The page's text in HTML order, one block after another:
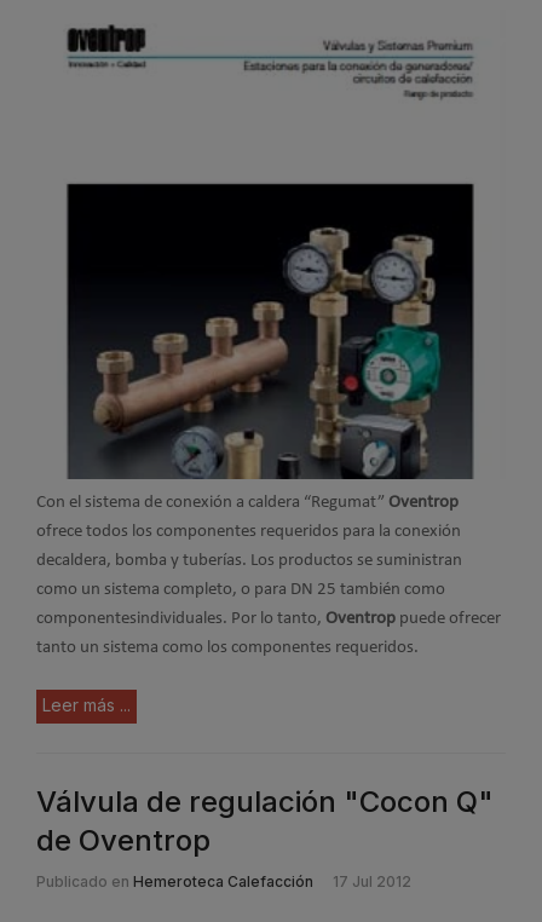
Con el sistema de conexión a caldera “Regumat” Oventrop
ofrece todos los componentes requeridos para la conexión
decaldera, bomba y tuberías. Los productos se suministran
como un sistema completo, o para DN 25 también como
componentesindividuales. Por lo tanto, Oventrop puede ofrecer
tanto un sistema como los componentes requeridos.
Leer más ...
Válvula de regulación "Cocon Q"
de Oventrop
Publicado en Hemeroteca Calefacción 17 Jul 2012